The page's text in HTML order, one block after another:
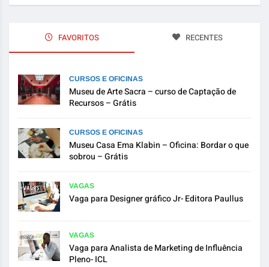
FAVORITOS RECENTES
CURSOS E OFICINAS
Museu de Arte Sacra – curso de Captação de
Recursos – Grátis
CURSOS E OFICINAS
Museu Casa Ema Klabin – Oficina: Bordar o que
sobrou – Grátis
VAGAS
Vaga para Designer gráfico Jr- Editora Paullus
VAGAS
Vaga para Analista de Marketing de Influência
Pleno- ICL